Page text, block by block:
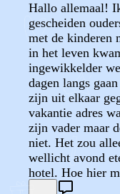
Hallo allemaal!
gescheiden
met de kinderen
in het leven
ingewikkelder
dagen langs
zijn uit elkaar
vakantie adres
zijn vader maar
niet. Het zou
wellicht avond
hotel. Hoe hier